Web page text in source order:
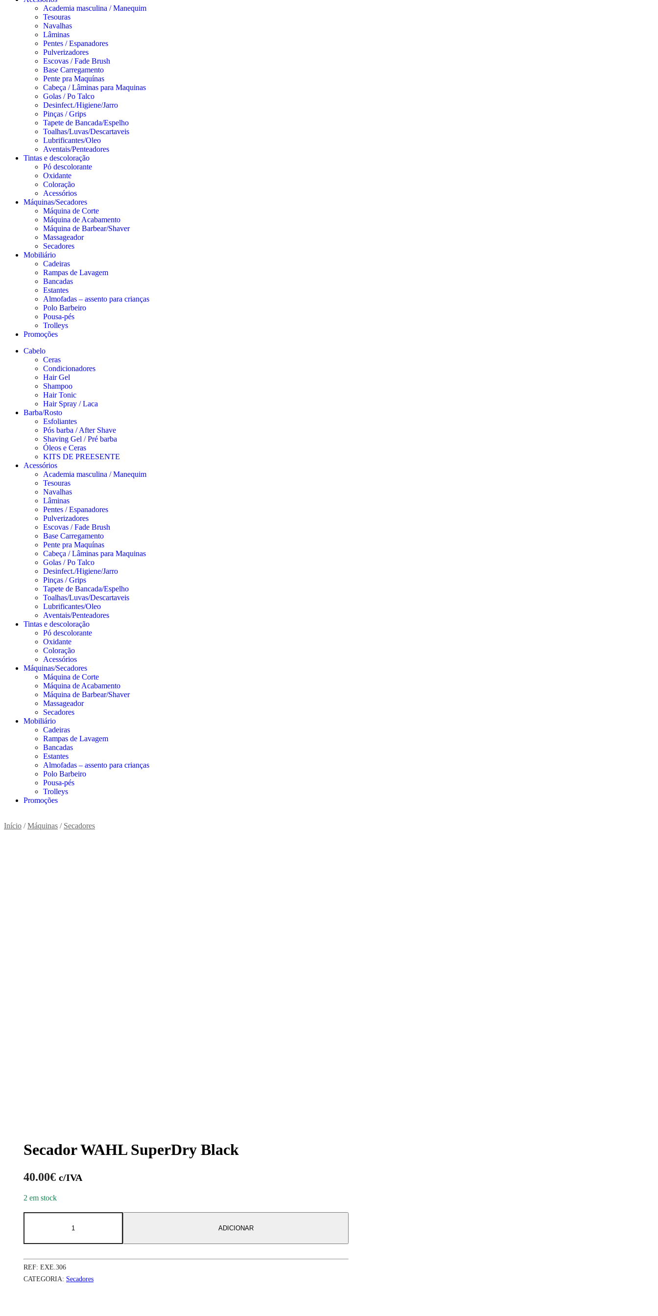
Academia masculina / Manequim
Tesouras
Navalhas
Lâminas
Pentes / Espanadores
Pulverizadores
Escovas / Fade Brush
Base Carregamento
Pente pra Maquínas
Cabeça / Lâminas para Maquinas
Golas / Po Talco
Desinfect./Higiene/Jarro
Pinças / Grips
Tapete de Bancada/Espelho
Toalhas/Luvas/Descartaveis
Lubrificantes/Oleo
Aventais/Penteadores
Tintas e descoloração
Pó descolorante
Oxidante
Coloração
Acessórios
Máquinas/Secadores
Máquina de Corte
Máquina de Acabamento
Máquina de Barbear/Shaver
Massageador
Secadores
Mobiliário
Cadeiras
Rampas de Lavagem
Bancadas
Estantes
Almofadas – assento para crianças
Polo Barbeiro
Pousa-pés
Trolleys
Promoções
Cabelo
Ceras
Condicionadores
Hair Gel
Shampoo
Hair Tonic
Hair Spray / Laca
Barba/Rosto
Esfoliantes
Pós barba / After Shave
Shaving Gel / Pré barba
Óleos e Ceras
KITS DE PREESENTE
Acessórios
Academia masculina / Manequim
Tesouras
Navalhas
Lâminas
Pentes / Espanadores
Pulverizadores
Escovas / Fade Brush
Base Carregamento
Pente pra Maquínas
Cabeça / Lâminas para Maquinas
Golas / Po Talco
Desinfect./Higiene/Jarro
Pinças / Grips
Tapete de Bancada/Espelho
Toalhas/Luvas/Descartaveis
Lubrificantes/Oleo
Aventais/Penteadores
Tintas e descoloração
Pó descolorante
Oxidante
Coloração
Acessórios
Máquinas/Secadores
Máquina de Corte
Máquina de Acabamento
Máquina de Barbear/Shaver
Massageador
Secadores
Mobiliário
Cadeiras
Rampas de Lavagem
Bancadas
Estantes
Almofadas – assento para crianças
Polo Barbeiro
Pousa-pés
Trolleys
Promoções
Início /Máquinas / Secadores
Secador WAHL SuperDry Black
40.00€ c/IVA
2 em stock
ADICIONAR
REF: EXE.306
CATEGORIA: Secadores